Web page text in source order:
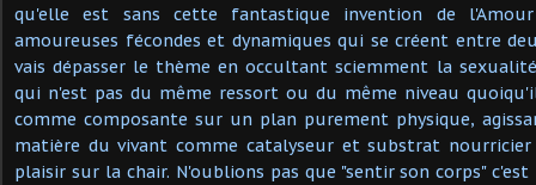
qu'elle est sans cette fantastique invention de
amoureuses fécondes et dynamiques qui se créent entre
vais dépasser le thème en occultant sciemment la
qui n'est pas du même ressort ou du même niveau
comme composante sur un plan purement physique,
matière du vivant comme catalyseur et substrat
plaisir sur la chair. N'oublions pas que "sentir son corps"